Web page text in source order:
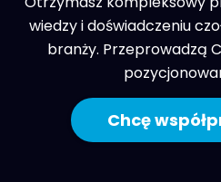
wiedzy i doświadczeniu
branży. Przeprowadzą
Chcę